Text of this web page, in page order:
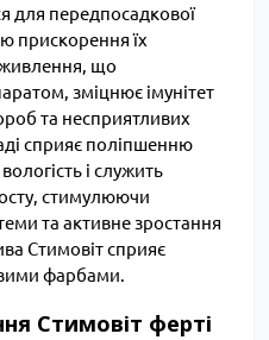
для передпосадкової
прискорення їх
що
зміцнює імунітет
та несприятливих
сприяє поліпшенню
і служить
стимулюючи
та активне зростання
Стимовіт сприяє
фарбами.
Стимовіт ферті